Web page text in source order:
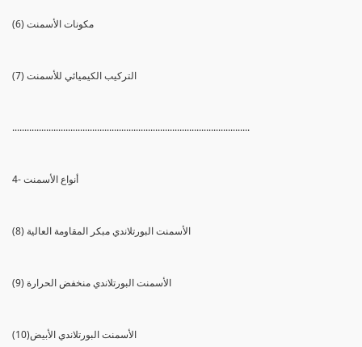
(6) مكونات الأسمنت
(7) التركيب الكيميائي للأسمنت
..................................................................................................
4- أنواع الأسمنت
(8) الأسمنت البورتلاندي مبكر المقاومة العالية
(9) الأسمنت البورتلاندي منخفض الحرارة
(10)الأسمنت البورتلاندي الأبيض